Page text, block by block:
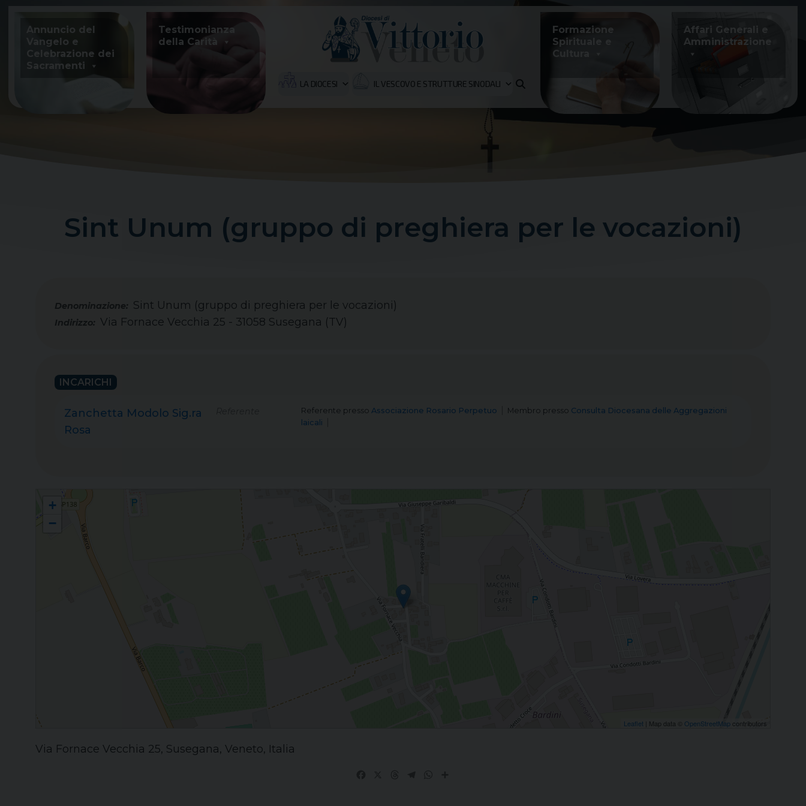
content
Annuncio del
Vangelo e
Celebrazione dei
Sacramenti
Testimonianza
della Carità
LA DIOCESI IL VESCOVO E STRUTTURE SINODALI
Formazione
Spirituale e
Cultura
Affari Generali e
Amministrazione
Sint Unum (gruppo di preghiera per le vocazioni)
Sint Unum (gruppo di preghiera per le vocazioni)
Indirizzo: Via Fornace Vecchia 25 - 31058 Susegana (TV)
INCARICHI
Zanchetta Modolo Sig.ra
Rosa
Referente presso Associazione Rosario Perpetuo Membro presso Consulta Diocesana delle Aggregazioni
laicali
Sint Unum (gruppo di preghiera per le vocazioni)
+
−
Leaflet | Map data © OpenStreetMap contributors
Via Fornace Vecchia 25, Susegana, Veneto, Italia